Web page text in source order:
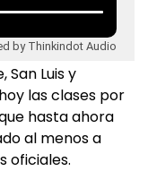
by Thinkindot Audio
San Luis y
las clases por
hasta ahora
al menos a
oficiales.